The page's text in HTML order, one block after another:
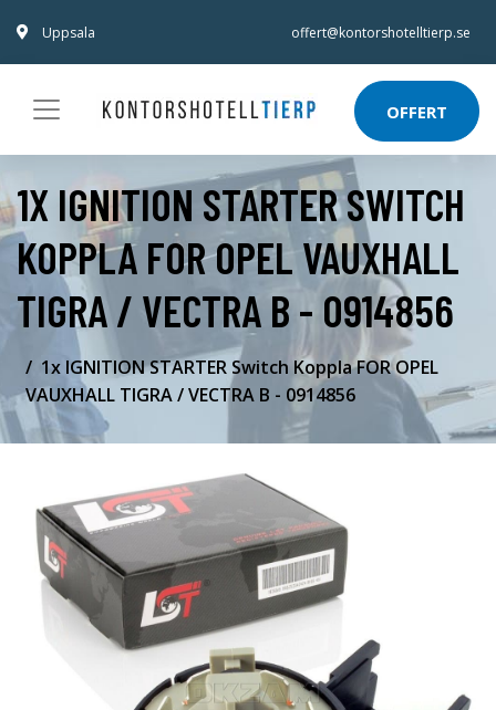
Uppsala offert@kontorshotelltierp.se
OFFERT
1X IGNITION STARTER SWITCH
KOPPLA FOR OPEL VAUXHALL
TIGRA / VECTRA B - 0914856
1x IGNITION STARTER Switch Koppla FOR OPEL
VAUXHALL TIGRA / VECTRA B - 0914856